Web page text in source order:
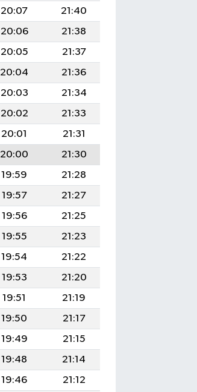
20:07
21:40
20:06
21:38
20:05
21:37
20:04
21:36
20:03
21:34
20:02
21:33
20:01
21:31
20:00
21:30
19:59
21:28
19:57
21:27
19:56
21:25
19:55
21:23
19:54
21:22
19:53
21:20
19:51
21:19
19:50
21:17
19:49
21:15
19:48
21:14
19:46
21:12